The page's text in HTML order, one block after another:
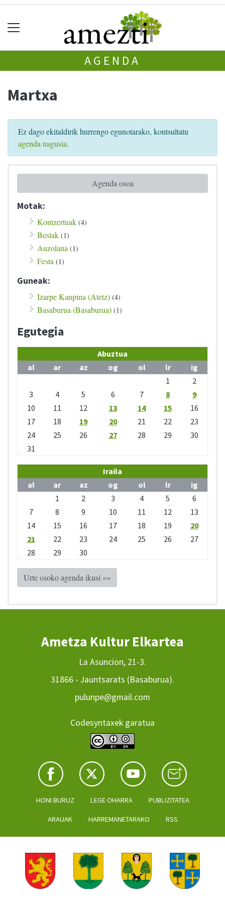
AGENDA
Martxa
Ez dago ekitaldirik hurrengo egunotarako, kontsultatu
agenda nagusia.
Agenda osoa
Motak:
Kontzertuak (4)
Bestak (1)
Auzolana (1)
Festa (1)
Guneak:
Izarpe Kanpina (Atetz) (4)
Basaburua (Basaburua) (1)
Egutegia
Abuztua
al
ar az og ol lr
ig
1
2
3
4 5 6 7 8
9
10
11 12 13 14 15
16
17
18 19 20 21 22
23
24
25 26 27 28 29
30
31
Iraila
al
ar az og ol lr
ig
1
2 3 4 5
6
7
8 9 10 11 12
13
14
15 16 17 18 19
20
21
22 23 24 25 26
27
28
29 30
Urte osoko agenda ikusi »»
Ametza Kultur Elkartea
La Asuncion, 21-3.
31866 - Jauntsarats (Basaburua).
pulunpe@gmail.com
Codesyntaxek garatua
HONI BURUZ LEGE OHARRA PUBLIZITATEA
ARAUAK HARREMANETARAKO RSS